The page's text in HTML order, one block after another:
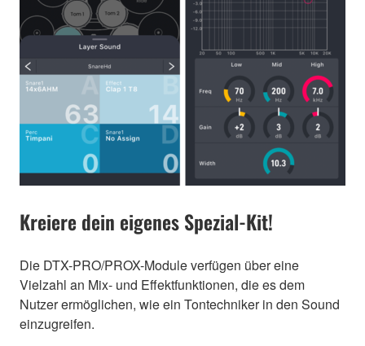
Kreiere dein eigenes Spezial-Kit!
Die DTX-PRO/PROX-Module verfügen über eine
Vielzahl an Mix- und Effektfunktionen, die es dem
Nutzer ermöglichen, wie ein Tontechniker in den Sound
einzugreifen.